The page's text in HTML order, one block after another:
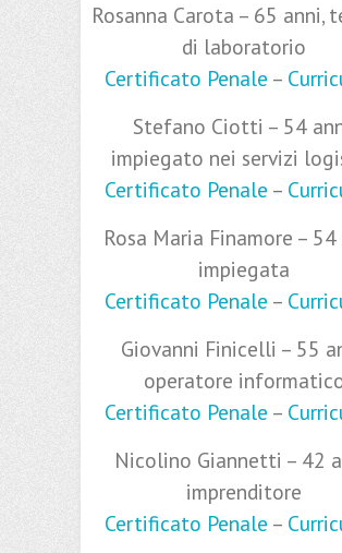
Rosanna Carota – 65 anni,
di laboratorio
Certificato Penale –
Stefano Ciotti – 54
impiegato nei servizi
Certificato Penale –
Rosa Maria Finamore – 54
impiegata
Certificato Penale –
Giovanni Finicelli – 55
operatore
Certificato Penale –
Nicolino Giannetti – 42
imprenditore
Certificato Penale –